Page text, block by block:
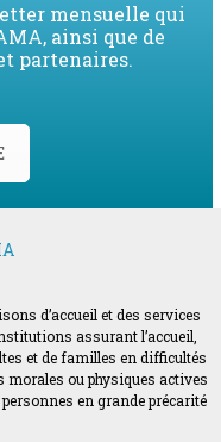
mensuelle qui
ainsi que de
partenaires.
d’accueil et des services
assurant l’accueil,
et de familles en difficultés
ou physiques actives
personnes en grande précarité